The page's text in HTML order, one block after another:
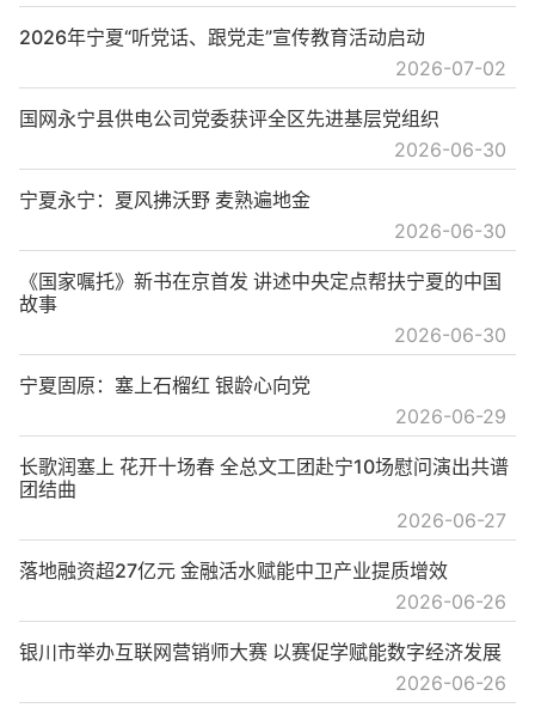
2026-07-02
2026年宁夏“听党话、跟党走”宣传教育活动启动
2026-06-30
国网永宁县供电公司党委获评全区先进基层党组织
2026-06-30
宁夏永宁：夏风拂沃野 麦熟遍地金
2026-06-30
《国家嘱托》新书在京首发 讲述中央定点帮扶宁夏的中国
故事
2026-06-29
宁夏固原：塞上石榴红 银龄心向党
2026-06-27
长歌润塞上 花开十场春 全总文工团赴宁10场慰问演出共谱
团结曲
2026-06-26
落地融资超27亿元 金融活水赋能中卫产业提质增效
2026-06-26
银川市举办互联网营销师大赛 以赛促学赋能数字经济发展